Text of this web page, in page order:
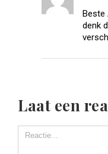
Beste
denk
Laat een